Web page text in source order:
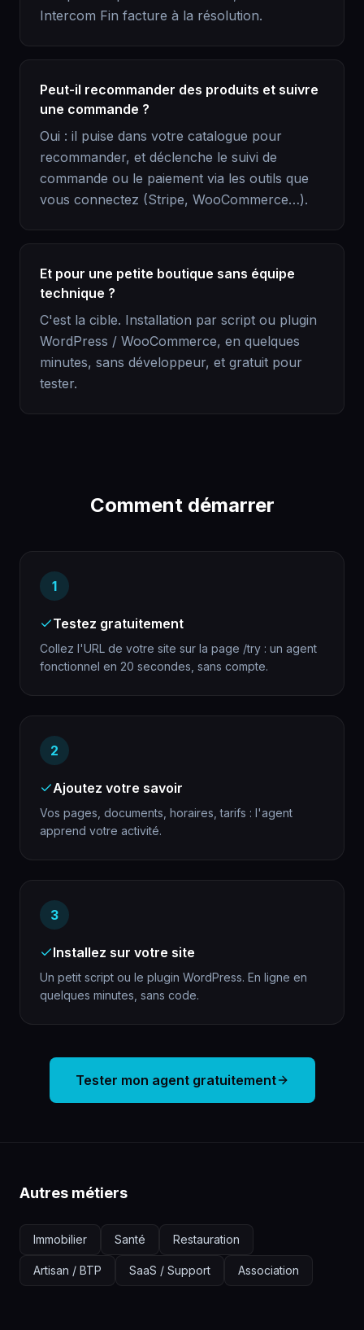
Intercom Fin facture à la résolution.
Peut-il recommander des produits et suivre
une commande ?
Oui : il puise dans votre catalogue pour
recommander, et déclenche le suivi de
commande ou le paiement via les outils que
vous connectez (Stripe, WooCommerce…).
Et pour une petite boutique sans équipe
technique ?
C'est la cible. Installation par script ou plugin
WordPress / WooCommerce, en quelques
minutes, sans développeur, et gratuit pour
tester.
Comment démarrer
1
Testez gratuitement
Collez l'URL de votre site sur la page /try : un agent
fonctionnel en 20 secondes, sans compte.
2
Ajoutez votre savoir
Vos pages, documents, horaires, tarifs : l'agent
apprend votre activité.
3
Installez sur votre site
Un petit script ou le plugin WordPress. En ligne en
quelques minutes, sans code.
Tester mon agent gratuitement
Autres métiers
Immobilier Santé Restauration
Artisan / BTP SaaS / Support Association